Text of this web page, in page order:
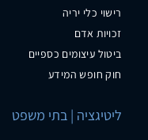
רישוי כלי יריה
זכויות אדם
ביטול עיצומים כספיים
חוק חופש המידע
ליטיגציה | בתי משפט